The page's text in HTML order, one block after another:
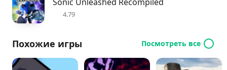
4.79
Похожие игры Посмотреть все